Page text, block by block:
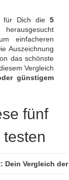
für Dich die 5
einfacheren
Auszeichnung
das schönste
Vergleich
günstigem
fünf
Dein Vergleich